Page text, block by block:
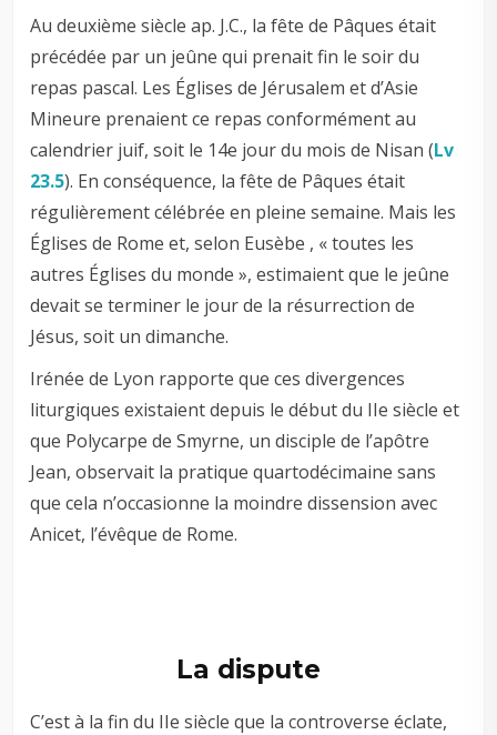
Au deuxième siècle ap. J.C., la fête de Pâques était
précédée par un jeûne qui prenait fin le soir du
repas pascal. Les Églises de Jérusalem et d’Asie
Mineure prenaient ce repas conformément au
calendrier juif, soit le 14e jour du mois de Nisan (Lv
23.5). En conséquence, la fête de Pâques était
régulièrement célébrée en pleine semaine. Mais les
Églises de Rome et, selon Eusèbe , « toutes les
autres Églises du monde », estimaient que le jeûne
devait se terminer le jour de la résurrection de
Jésus, soit un dimanche.
Irénée de Lyon rapporte que ces divergences
liturgiques existaient depuis le début du IIe siècle et
que Polycarpe de Smyrne, un disciple de l’apôtre
Jean, observait la pratique quartodécimaine sans
que cela n’occasionne la moindre dissension avec
Anicet, l’évêque de Rome.
La dispute
C’est à la fin du IIe siècle que la controverse éclate,